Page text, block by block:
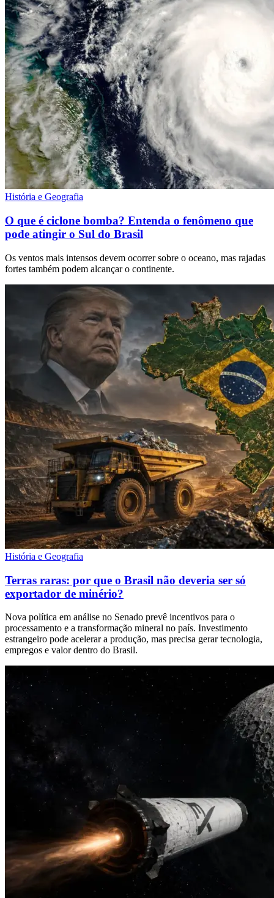
História e Geografia
O que é ciclone bomba? Entenda o fenômeno que
pode atingir o Sul do Brasil
Os ventos mais intensos devem ocorrer sobre o oceano, mas rajadas
fortes também podem alcançar o continente.
História e Geografia
Terras raras: por que o Brasil não deveria ser só
exportador de minério?
Nova política em análise no Senado prevê incentivos para o
processamento e a transformação mineral no país. Investimento
estrangeiro pode acelerar a produção, mas precisa gerar tecnologia,
empregos e valor dentro do Brasil.